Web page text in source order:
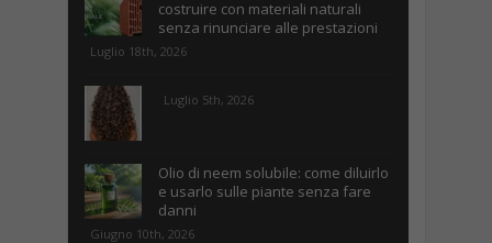
costruire con materiali naturali
senza rinunciare alle prestazioni
Luglio 18th, 2026
Luglio 5th, 2026
Olio di neem solubile: come diluirlo
e usarlo sulle piante senza fare
danni
Giugno 10th, 2026